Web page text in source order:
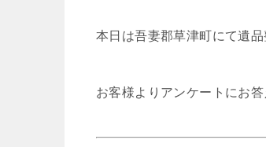
本日は吾妻郡草津町にて遺
お客様よりアンケートにお